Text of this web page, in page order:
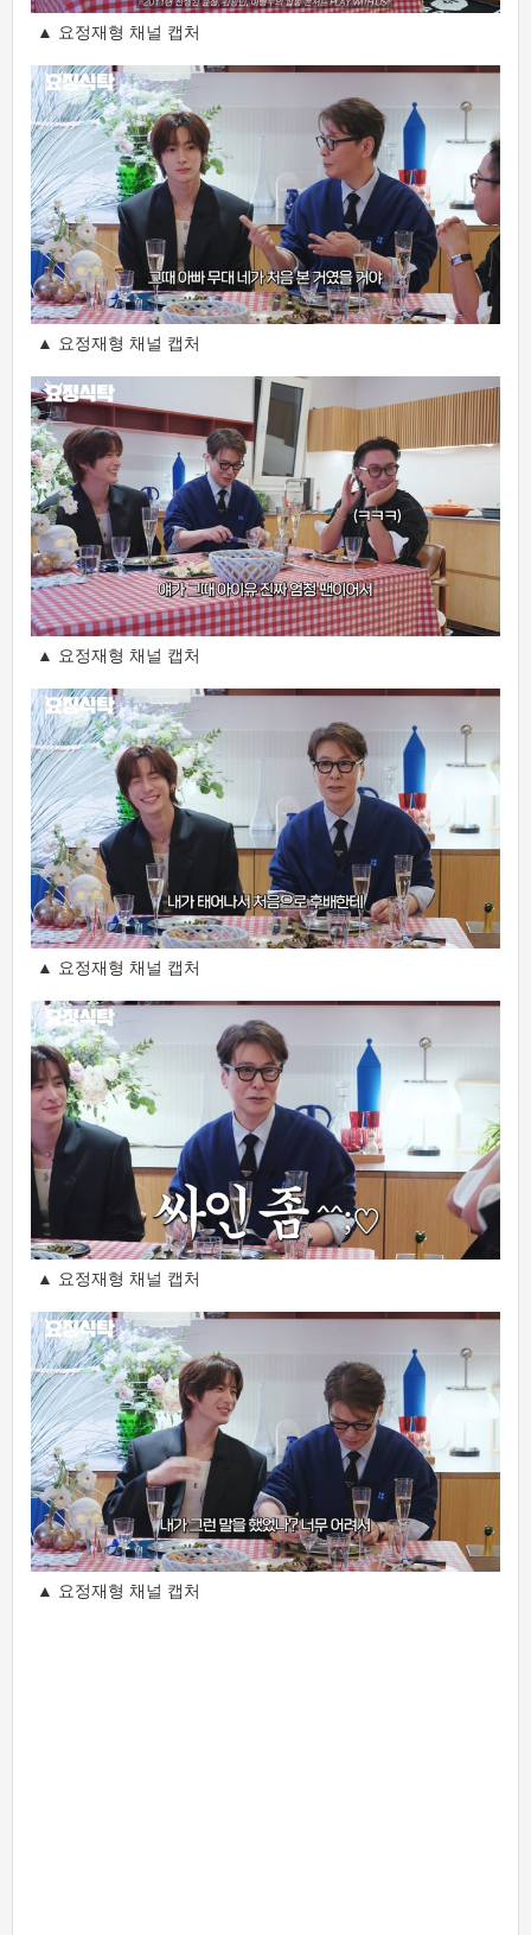
▲ 요정재형 채널 캡처
▲ 요정재형 채널 캡처
▲ 요정재형 채널 캡처
▲ 요정재형 채널 캡처
▲ 요정재형 채널 캡처
▲ 요정재형 채널 캡처